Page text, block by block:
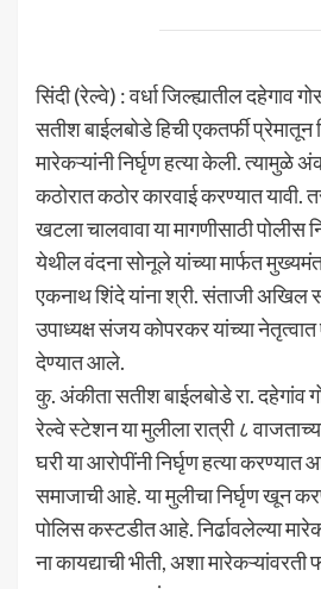
सिंदी (रेल्वे) : वर्धा जिल्ह्यातील दहेगाव
सतीश बाईलबोडे हिची एकतर्फी प्रेमातून
मारेकऱ्यांनी निर्घृण हत्या केली. त्यामुळे
कठोरात कठोर कारवाई करण्यात
खटला चालवावा या मागणीसाठी पोलीस
येथील वंदना सोनूले यांच्या मार्फत
एकनाथ शिंदे यांना श्री. संताजी
उपाध्यक्ष संजय कोपरकर यांच्या
देण्यात आले.
कु. अंकीता सतीश बाईलबोडे रा. दहेगांव
रेल्वे स्टेशन या मुलीला रात्री ८
घरी या आरोपींनी निर्घृण हत्या करण्यात
समाजाची आहे. या मुलीचा निर्घृण खून
पोलिस कस्टडीत आहे. निर्ढावलेल्या
ना कायद्याची भीती, अशा